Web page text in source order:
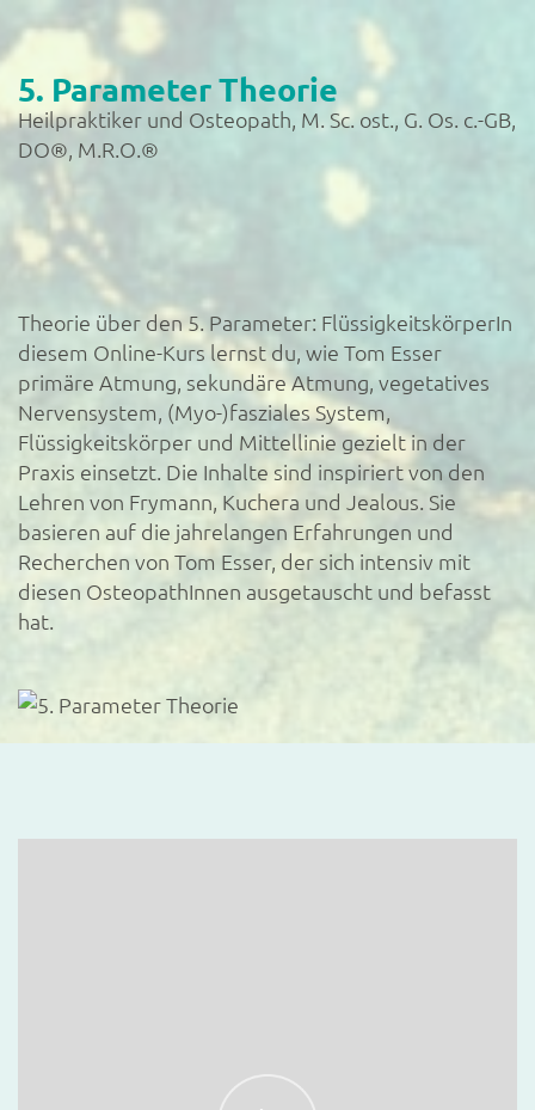
5. Parameter Theorie
Heilpraktiker und Osteopath, M. Sc. ost., G. Os. c.-GB,
DO®, M.R.O.®
Theorie über den 5. Parameter: FlüssigkeitskörperIn
diesem Online-Kurs lernst du, wie Tom Esser
primäre Atmung, sekundäre Atmung, vegetatives
Nervensystem, (Myo-)fasziales System,
Flüssigkeitskörper und Mittellinie gezielt in der
Praxis einsetzt. Die Inhalte sind inspiriert von den
Lehren von Frymann, Kuchera und Jealous. Sie
basieren auf die jahrelangen Erfahrungen und
Recherchen von Tom Esser, der sich intensiv mit
diesen OsteopathInnen ausgetauscht und befasst
hat.